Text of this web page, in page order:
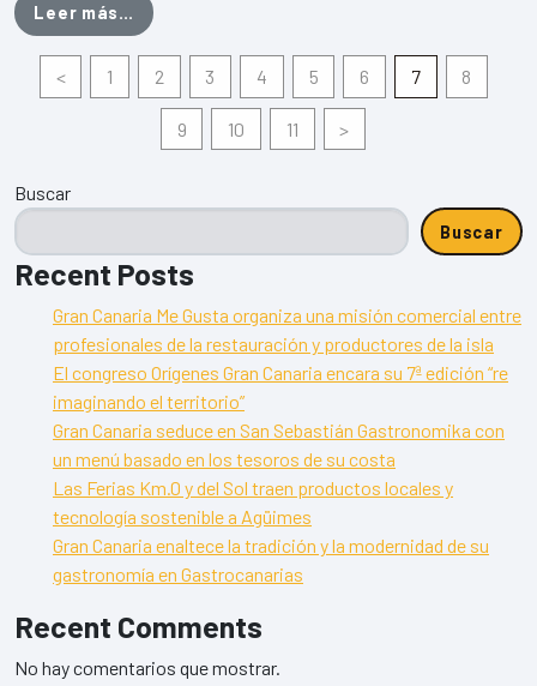
Leer más… from Finca Bolaños
< 1 2 3 4 5 6 7 8
9 10 11 >
Buscar
Buscar
Recent Posts
Gran Canaria Me Gusta organiza una misión comercial entre
profesionales de la restauración y productores de la isla
El congreso Orígenes Gran Canaria encara su 7ª edición “re
imaginando el territorio”
Gran Canaria seduce en San Sebastián Gastronomika con
un menú basado en los tesoros de su costa
Las Ferias Km.0 y del Sol traen productos locales y
tecnología sostenible a Agüimes
Gran Canaria enaltece la tradición y la modernidad de su
gastronomía en Gastrocanarias
Recent Comments
No hay comentarios que mostrar.